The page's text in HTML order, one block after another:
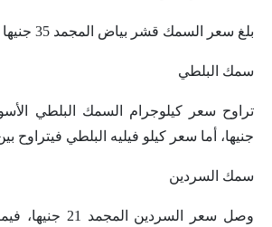
بلغ سعر السمك قشر بياض المجمد 35 جنيها للكيلوجرام.
سمك البلطي
جنيها، أما سعر كيلو فيليه البلطي فيتراوح بين 25 إلى 90
سمك السردين
وصل سعر السردين